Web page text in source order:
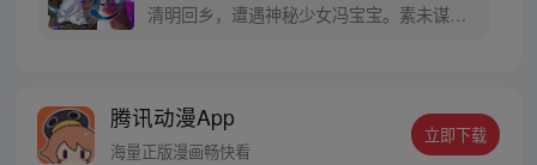
清明回乡，遭遇神秘少女冯宝宝。素未谋面
密，张楚岚的生活被彻底颠覆，与冯宝宝一
同踏上“异人”之旅。
腾讯动漫App
海量正版漫画畅快看
立即下载